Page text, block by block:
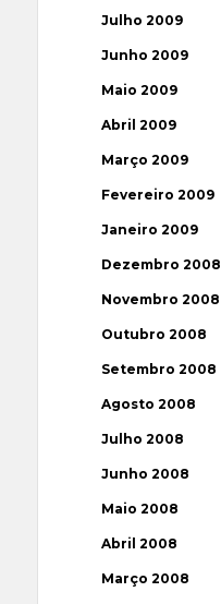
Julho 2009
Junho 2009
Maio 2009
Abril 2009
Março 2009
Fevereiro 2009
Janeiro 2009
Dezembro 2008
Novembro 2008
Outubro 2008
Setembro 2008
Agosto 2008
Julho 2008
Junho 2008
Maio 2008
Abril 2008
Março 2008